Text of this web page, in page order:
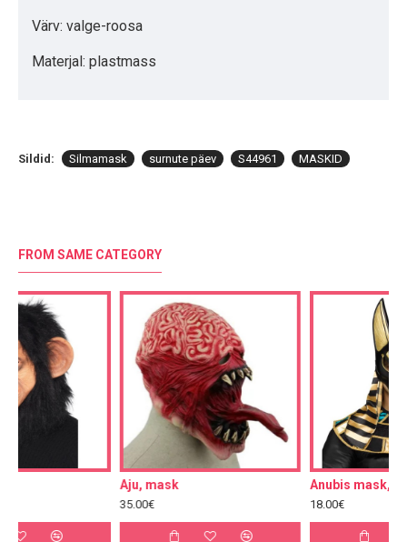
Värv: valge-roosa
Materjal: plastmass
Sildid: Silmamask surnute päev S44961 MASKID
FROM SAME CATEGORY
Anubis mask, must